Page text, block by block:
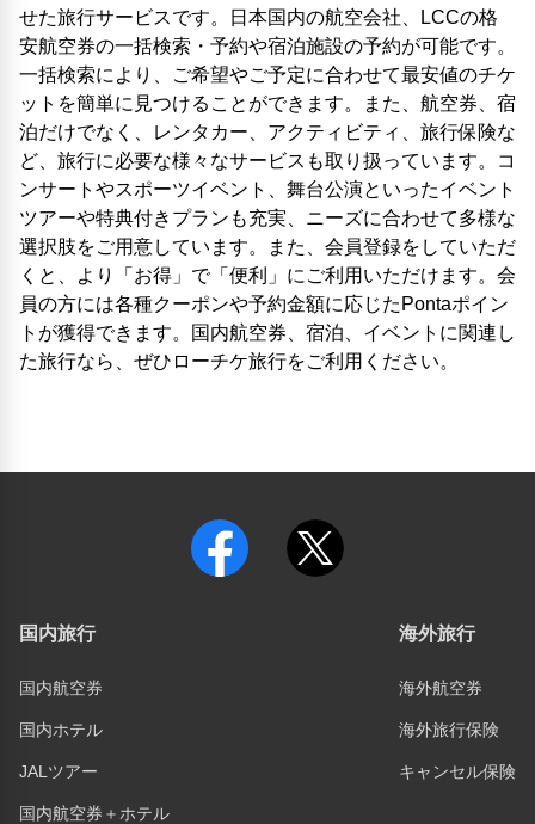
せた旅行サービスです。日本国内の航空会社、LCCの格
安航空券の一括検索・予約や宿泊施設の予約が可能です。
一括検索により、ご希望やご予定に合わせて最安値のチケ
ットを簡単に見つけることができます。また、航空券、宿
泊だけでなく、レンタカー、アクティビティ、旅行保険な
ど、旅行に必要な様々なサービスも取り扱っています。コ
ンサートやスポーツイベント、舞台公演といったイベント
ツアーや特典付きプランも充実、ニーズに合わせて多様な
選択肢をご用意しています。また、会員登録をしていただ
くと、より「お得」で「便利」にご利用いただけます。会
員の方には各種クーポンや予約金額に応じたPontaポイン
トが獲得できます。国内航空券、宿泊、イベントに関連し
た旅行なら、ぜひローチケ旅行をご利用ください。
国内旅行
国内航空券
国内ホテル
JALツアー
国内航空券＋ホテル
海外旅行
海外航空券
海外旅行保険
キャンセル保険